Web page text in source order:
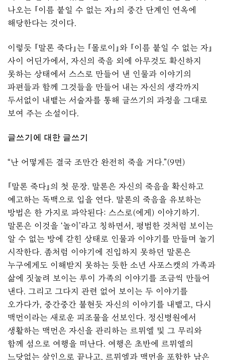
나오는 『이름 붙일 수 없는 자』의 중간 단계인 연옥에
해당한다는 것이다.
이렇듯 『말론 죽다』는 『몰로이』와 『이름 붙일 수 없는 자』
사이 어딘가에서, 자신의 죽음 외에 아무것도 확신하지
못하는 상태에서 스스로 만들어 낸 인물과 이야기의
파편들과 함께 그것들을 만들어 내는 자신의 생각까지
두서없이 내뱉는 서술자를 통해 글쓰기의 과정을 그대로
보여 주는 소설이다.
글쓰기에 대한 글쓰기
“난 어떻게든 결국 조만간 완전히 죽을 거다.”(9면)
『말론 죽다』의 첫 문장. 말론은 자신의 죽음을 확신하고
예고하는 독백으로 입을 연다. 말론의 죽음을 유보하는
방법은 한 가지로 파악된다: 스스로(에게) 이야기하기.
말론은 이것을 ‘놀이’라고 칭하면서, 평범한 것처럼 보이는
알 수 없는 방에 갇힌 상태로 인물과 이야기를 만들며 놀기
시작한다. 좀처럼 이야기에 진입하지 못하던 말론은
누구에게도 이해받지 못하는 듯한 소년 사포스캣의 가족과
삶에 짓눌려 보이는 루이 가족의 이야기를 조금씩 만들어
낸다. 그리고 그다지 관련 없어 보이는 두 이야기를
오가다가, 중간중간 불현듯 자신의 이야기를 내뱉고, 다시
맥먼이라는 새로운 피조물을 선보인다. 정신병원에서
생활하는 맥먼은 자신을 관리하는 르뮈엘 및 그 무리와
함께 섬으로 여행을 떠난다. 여행은 초반에 르뮈엘의
느닷없는 살인으로 끝나고, 르뮈엘과 맥먼을 포함한 남은